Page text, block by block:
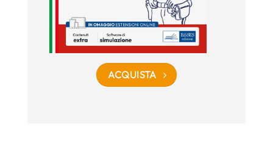
ACQUISTA